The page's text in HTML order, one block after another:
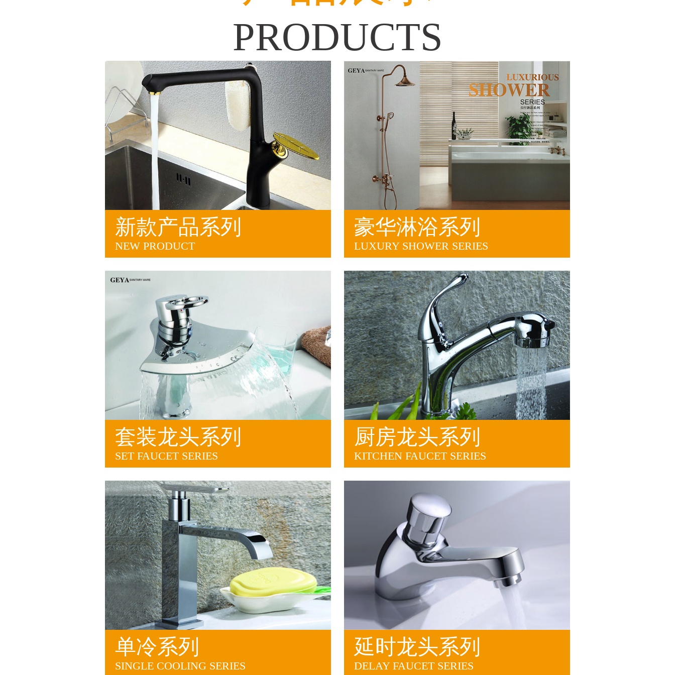
PRODUCTS
新款产品系列
NEW PRODUCT
豪华淋浴系列
LUXURY SHOWER SERIES
套装龙头系列
SET FAUCET SERIES
厨房龙头系列
KITCHEN FAUCET SERIES
单冷系列
SINGLE COOLING SERIES
延时龙头系列
DELAY FAUCET SERIES